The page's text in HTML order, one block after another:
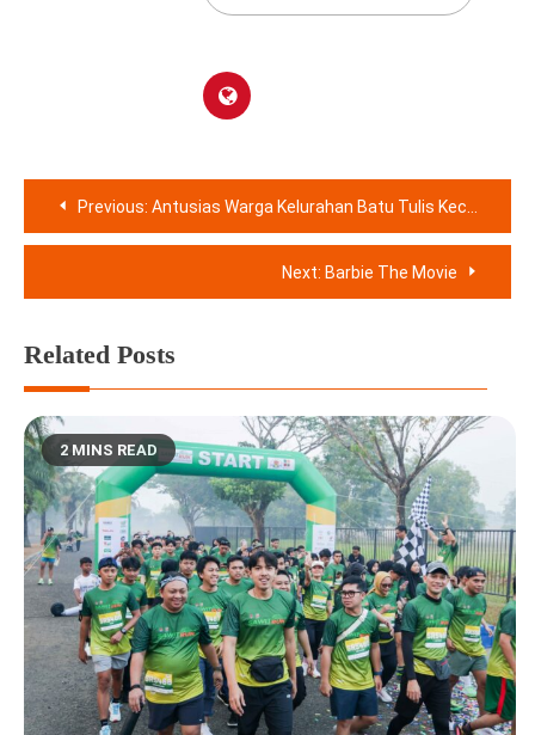
Navigasi
pos
Previous: Antusias Warga Kelurahan Batu Tulis Kecamatan Bogor Selatan Pawai Obor Sambut Tahun Baru Islam
Next: Barbie The Movie
Related Posts
2 MINS READ